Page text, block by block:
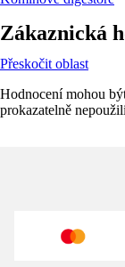
Zákaznická
Přeskočit oblast
Hodnocení mohou
prokazatelně